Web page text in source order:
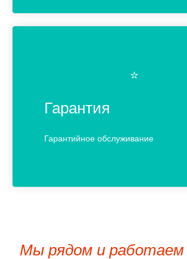
⭐️
Гарантия
Гарантийное обслуживание
Мы рядом и работаем